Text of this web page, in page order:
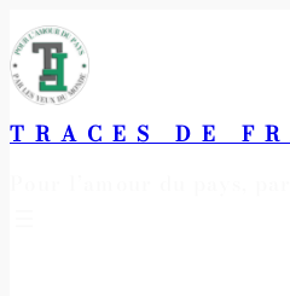
Aller
au
contenu
TRACES DE